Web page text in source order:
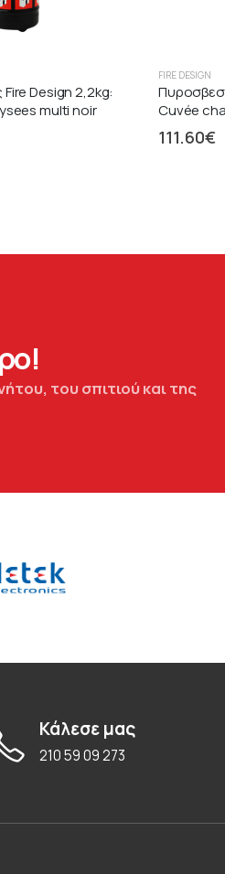
Design 2,2kg:
multi noir
FIRE DESIGN
Cuvée
111.60€
του σπιτιού και της
Κάλεσε μας
210 59 09 273